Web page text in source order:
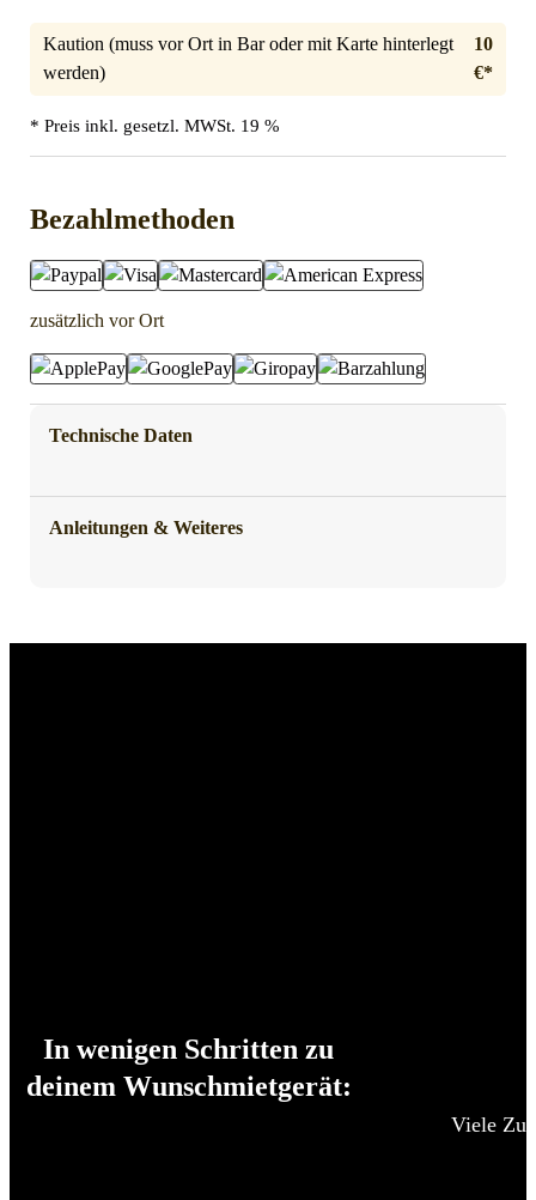
Kaution (muss vor Ort in Bar oder mit Karte hinterlegt
werden)
10
€*
* Preis inkl. gesetzl. MWSt. 19 %
Bezahlmethoden
zusätzlich vor Ort
Technische Daten
Anleitungen & Weiteres
In wenigen Schritten zu
deinem Wunschmietgerät:
Viele